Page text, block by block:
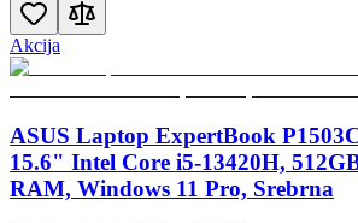
Akcija
ASUS Laptop ExpertBook
15.6" Intel Core i5-13420H,
RAM, Windows 11 Pro, Srebrna